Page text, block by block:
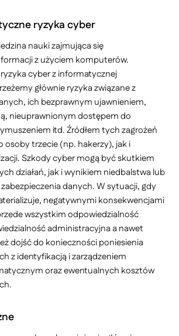
ryzyka cyber
nauki zajmująca się
z użyciem komputerów.
cyber z informatycznej
głównie ryzyka związane z
ich bezprawnym ujawnieniem,
nieuprawnionym dostępem do
itd. Źródłem tych zagrożeń
osoby trzecie (np. hakerzy), jak i
Szkody cyber mogą być skutkiem
działań, jak i wynikiem niedbalstwa lub
danych. W sytuacji, gdy
negatywnymi konsekwencjami
wszystkim odpowiedzialność
administracyjna a nawet
dojść do konieczności poniesienia
z identyfikacją i zarządzeniem
oraz ewentualnych kosztów